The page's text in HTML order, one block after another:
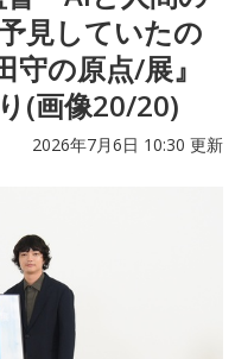
見していたの
の原点/展』
(画像20/20)
2026年7月6日 10:30 更新